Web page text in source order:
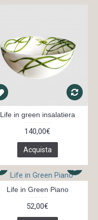
Life in green insalatiera
140,00€
Acquista
Life in Green Piano
52,00€